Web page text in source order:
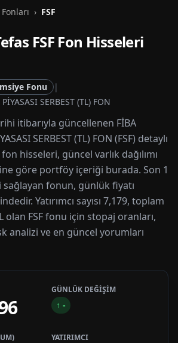
Fonları › FSF
FSF Fon Hisseleri
Fonu
|
SERBEST (TL) FON
itibarıyla güncellenen FİBA
SERBEST (TL) FON (FSF) detaylı
fon hisseleri, güncel varlık dağılımı
göre portföy içeriği burada. Son 1
sağlayan fonun, günlük fiyatı
Yatırımcı sayısı 7,179, toplam
olan FSF fonu için stopaj oranları,
analizi ve en güncel yorumları
GÜNLÜK DEĞİŞİM
↑ -
YATIRIMCI